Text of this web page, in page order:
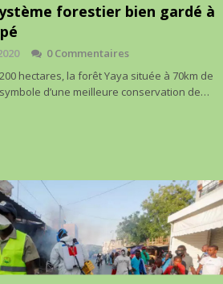
forestier bien gardé à
0 Commentaires
hectares, la forêt Yaya située à 70km de
d’une meilleure conservation de…